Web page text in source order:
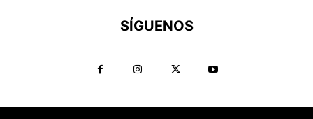
SÍGUENOS